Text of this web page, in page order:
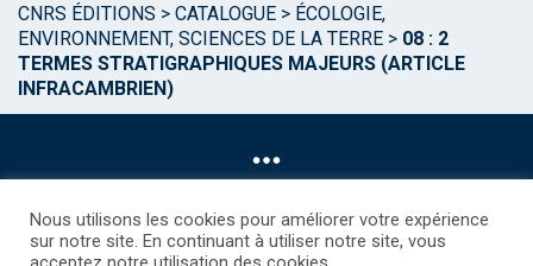
CNRS ÉDITIONS > CATALOGUE > ÉCOLOGIE,
ENVIRONNEMENT, SCIENCES DE LA TERRE > 08 : 2
TERMES STRATIGRAPHIQUES MAJEURS (ARTICLE
INFRACAMBRIEN)
Nous utilisons les cookies pour améliorer votre expérience
sur notre site. En continuant à utiliser notre site, vous